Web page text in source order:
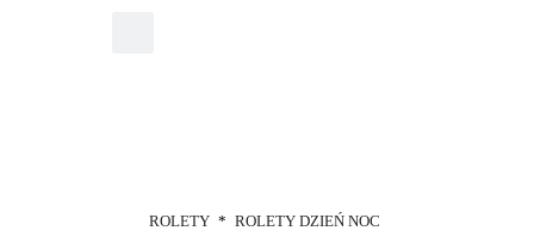
ROLETY
ROLETY DZIEŃ NOC